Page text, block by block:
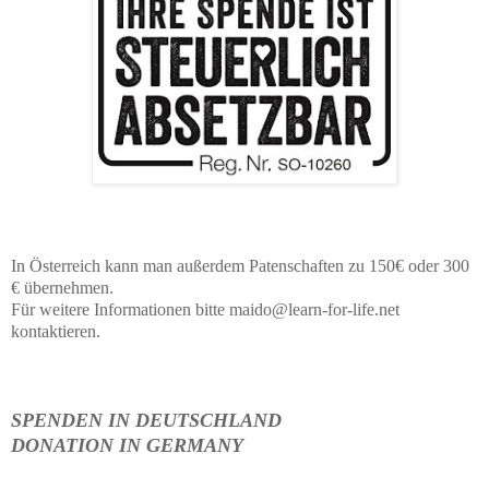
In Österreich kann man außerdem Patenschaften zu 150€ oder 300
€ übernehmen.
Für weitere Informationen bitte maido@learn-for-life.net
kontaktieren.
SPENDEN IN DEUTSCHLAND
DONATION IN GERMANY